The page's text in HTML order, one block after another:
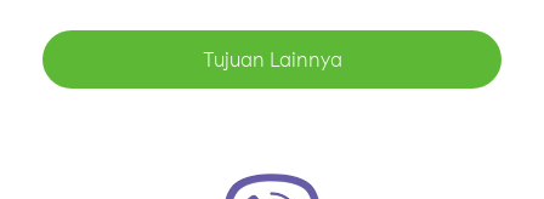
Tujuan Lainnya